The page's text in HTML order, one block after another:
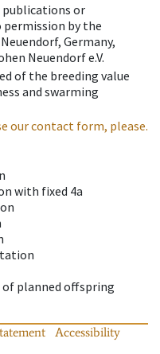
publications or
by the
Germany,
Neuendorf e.V.
of the breeding value
and swarming
our contact form, please.
with fixed 4a
planned offspring
Accessibility